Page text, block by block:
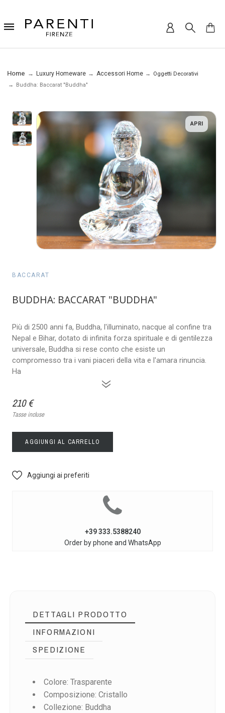
Home Luxury Homeware Accessori Home
Oggetti Decorativi
Buddha: Baccarat "Buddha"
APRI
BACCARAT
BUDDHA: BACCARAT "BUDDHA"
Più di 2500 anni fa, Buddha, l'illuminato, nacque al confine tra
Nepal e Bihar, dotato di infinita forza spirituale e di gentilezza
universale, Buddha si rese conto che esiste un
compromesso tra i vani piaceri della vita e l'amara rinuncia.
Ha
»
210 €
Tasse incluse
AGGIUNGI AL CARRELLO
Aggiungi ai preferiti
+39 333.5388240
Order by phone and WhatsApp
DETTAGLI PRODOTTO
INFORMAZIONI
SPEDIZIONE
Colore: Trasparente
Composizione: Cristallo
Collezione: Buddha